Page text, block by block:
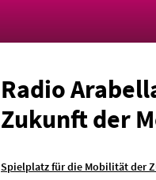
Radio
Zukunft der
Spielplatz für die Mobilität der